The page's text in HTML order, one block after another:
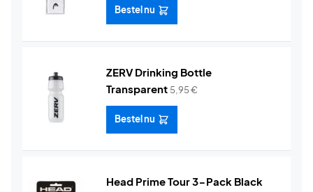
Bestel nu
ZERV Drinking Bottle
Transparent 5,95€
Bestel nu
Head Prime Tour 3-Pack Black